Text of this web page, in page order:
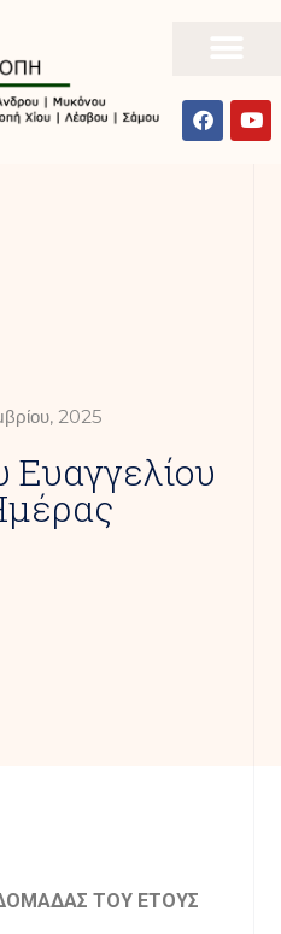
2025
Ευαγγελίου
ΤΟΥ ΕΤΟΥΣ